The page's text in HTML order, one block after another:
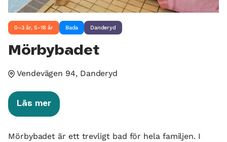
0–3 år, 5–18 år Bada Danderyd
Mörbybadet
Vendevägen 94, Danderyd
Läs mer
Mörbybadet är ett trevligt bad för hela familjen. I